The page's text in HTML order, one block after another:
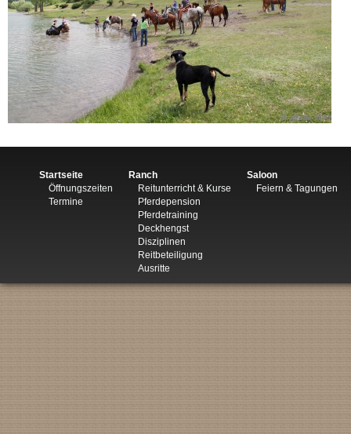
Startseite
Öffnungszeiten
Termine
Ranch
Reitunterricht & Kurse
Pferdepension
Pferdetraining
Deckhengst
Disziplinen
Reitbeteiligung
Ausritte
Saloon
Feiern & Tagungen